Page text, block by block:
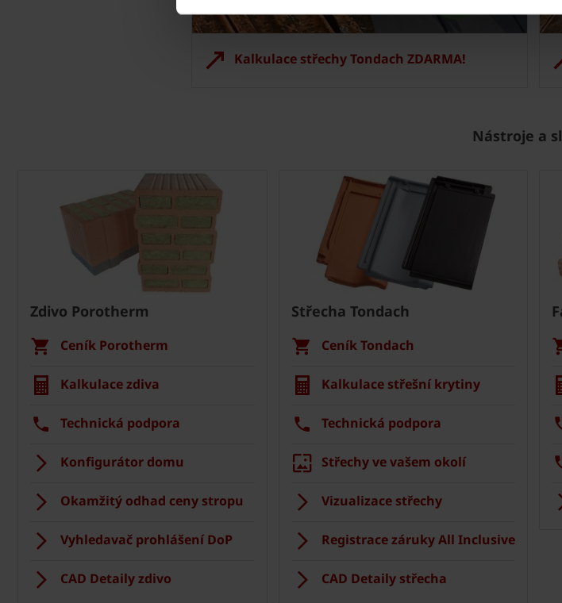
Kalkulace střechy Tondach ZDARMA!
Nástroje a
Zdivo Porotherm
Ceník Porotherm
Kalkulace zdiva
Technická podpora
Konfigurátor domu
Okamžitý odhad ceny stropu
Vyhledavač prohlášení DoP
CAD Detaily zdivo
Střecha Tondach
Ceník Tondach
Kalkulace střešní krytiny
Technická podpora
Střechy ve vašem okolí
Vizualizace střechy
Registrace záruky All Inclusive
CAD Detaily střecha